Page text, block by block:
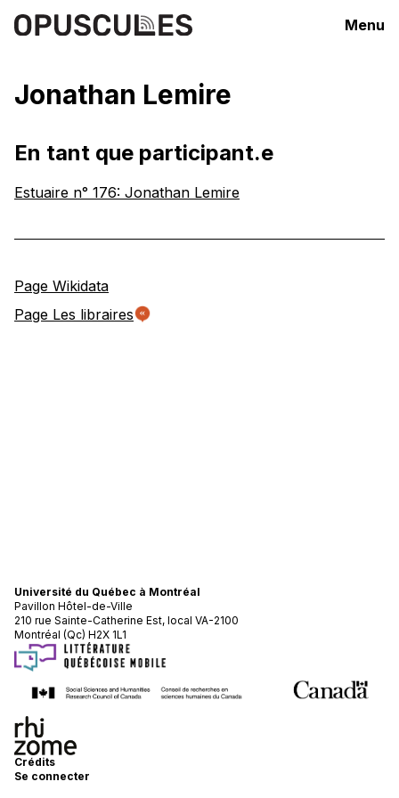
Menu
Jonathan Lemire
En tant que participant.e
Estuaire n° 176: Jonathan Lemire
Page Wikidata
Page Les libraires
Université du Québec à Montréal
Pavillon Hôtel-de-Ville
210 rue Sainte-Catherine Est, local VA-2100
Montréal (Qc) H2X 1L1
Crédits
Se connecter